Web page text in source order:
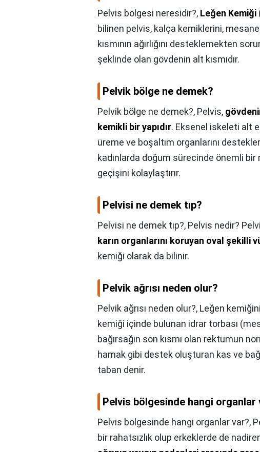
Pelvis bölgesi neresidir?, Leğen Kemiği
bilinen pelvis, kalça kemiklerini,
kısmının ağırlığını desteklemekten
şeklinde olan gövdenin alt kısmıdır.
Pelvik bölge ne demek?
Pelvik bölge ne demek?, Pelvis,
kemikli bir yapıdır. Eksenel iskeleti alt
üreme ve boşaltım organlarını
kadınlarda doğum sürecinde önemli bir
geçişini kolaylaştırır.
Pelvisi ne demek tıp?
Pelvisi ne demek tıp?, Pelvis nedir?
karın organlarını koruyan oval şekilli
kemiği olarak da bilinir.
Pelvik ağrısı neden olur?
Pelvik ağrısı neden olur?, Leğen
kemiği içinde bulunan idrar torbası
bağırsağın son kısmı olan rektumun
hamak gibi destek oluşturan kas ve
taban denir.
Pelvis bölgesinde hangi organlar
Pelvis bölgesinde hangi organlar var?,
bir rahatsızlık olup erkeklerde de